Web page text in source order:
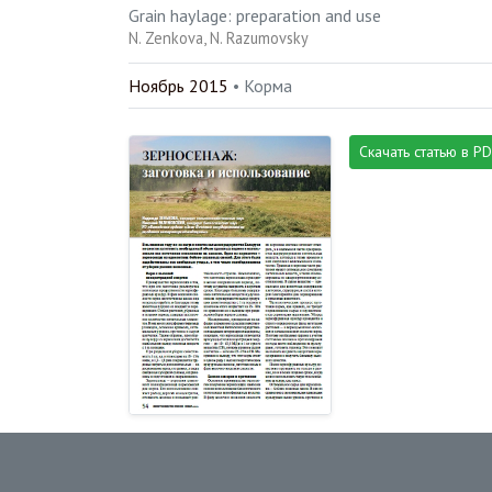
Grain haylage: preparation and use
N. Zenkova N. Razumovsky
Ноябрь 2015 • Корма
Скачать статью в